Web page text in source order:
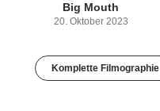
Big Mouth
20. Oktober 2023
Komplette Filmographie